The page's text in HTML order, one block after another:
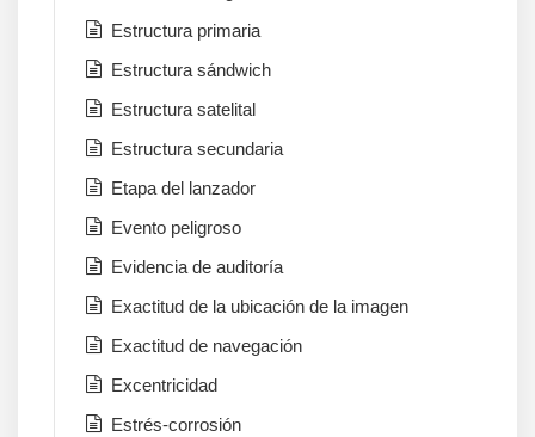
Estructura primaria
Estructura sándwich
Estructura satelital
Estructura secundaria
Etapa del lanzador
Evento peligroso
Evidencia de auditoría
Exactitud de la ubicación de la imagen
Exactitud de navegación
Excentricidad
Estrés-corrosión